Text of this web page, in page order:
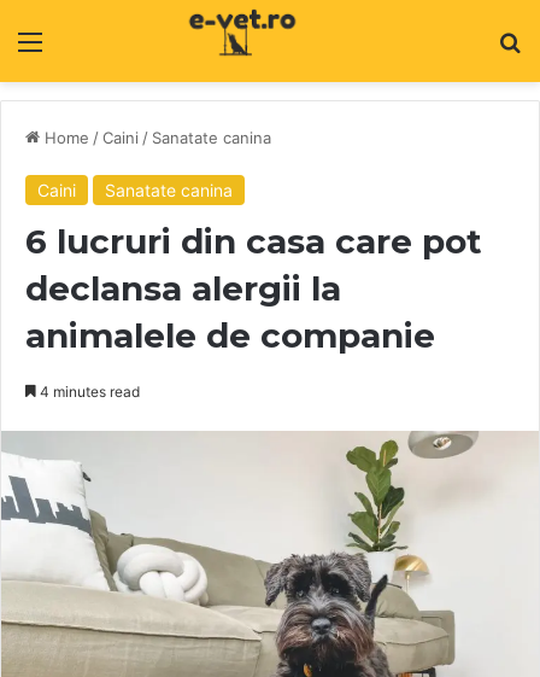
Home /Caini / Sanatate canina
Caini Sanatate canina
6 lucruri din casa care pot
declansa alergii la
animalele de companie
4 minutes read